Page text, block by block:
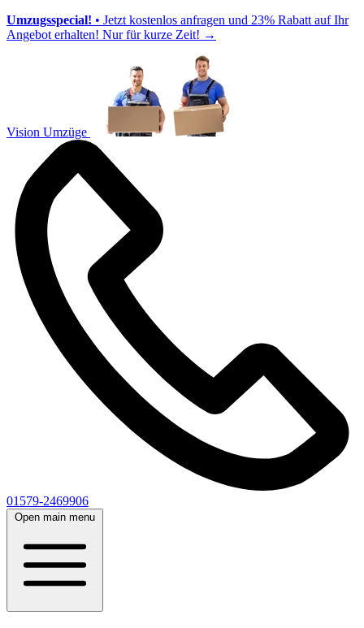
Umzugsspecial! • Jetzt kostenlos anfragen und 23% Rabatt auf Ihr
Angebot erhalten! Nur für kurze Zeit! →
Vision Umzüge
01579-2469906
Open main menu